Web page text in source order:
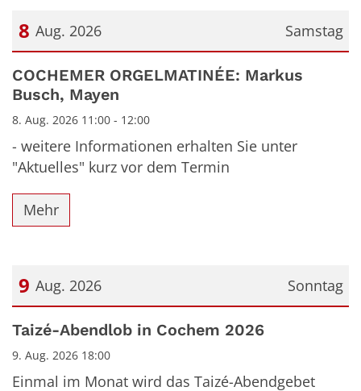
Samstag
8 Aug. 2026
Datum: 8. August 2026
COCHEMER ORGELMATINÉE: Markus
Busch, Mayen
8. Aug. 2026 11:00 - 12:00
- weitere Informationen erhalten Sie unter
"Aktuelles" kurz vor dem Termin
Mehr
Sonntag
9 Aug. 2026
Datum: 9. August 2026
Taizé-Abendlob in Cochem 2026
9. Aug. 2026 18:00
Einmal im Monat wird das Taizé-Abendgebet